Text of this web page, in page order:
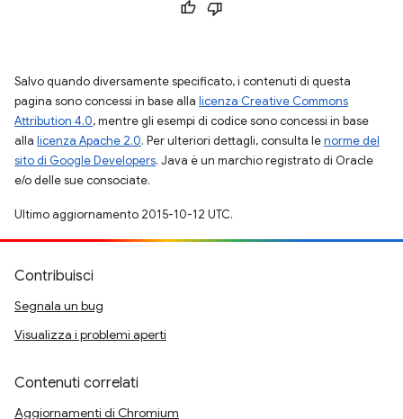
Salvo quando diversamente specificato, i contenuti di questa
pagina sono concessi in base alla licenza Creative Commons
Attribution 4.0, mentre gli esempi di codice sono concessi in base
alla licenza Apache 2.0. Per ulteriori dettagli, consulta lenorme del
sito di Google Developers. Java è un marchio registrato di Oracle
e/o delle sue consociate.
Ultimo aggiornamento 2015-10-12 UTC.
Contribuisci
Segnala un bug
Visualizza i problemi aperti
Contenuti correlati
Aggiornamenti di Chromium